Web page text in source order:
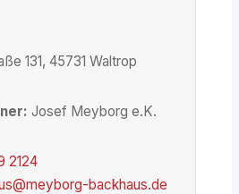
131, 45731 Waltrop
Josef Meyborg e.K.
2124
backhaus.de